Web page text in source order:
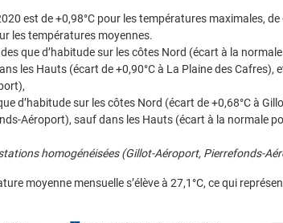
est de +0,98°C pour les températures maximales,
les températures moyennes.
que d’habitude sur les côtes Nord (écart à la
les Hauts (écart de +0,90°C à La Plaine des Cafres),
d’habitude sur les côtes Nord (écart de +0,68°C à
Aéroport), sauf dans les Hauts (écart à la normale
homogénéisées (Gillot-Aéroport, Pierrefonds-
moyenne mensuelle s’élève à 27,1°C, ce qui